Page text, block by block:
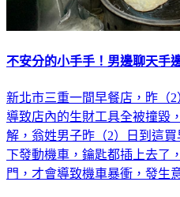
不安分的小手手！男邊聊天
新北市三重一間早餐店，昨（
導致店內的生財工具全被撞毀
解，翁姓男子昨（2）日到這
下發動機車，鑰匙都插上去了
門，才會導致機車暴衝，發生